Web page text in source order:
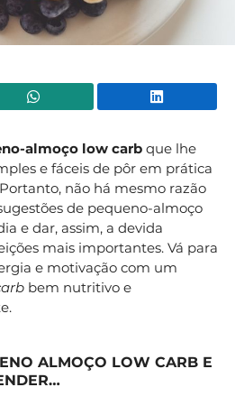
WhatsApp
almoço low carb que lhe
e fáceis de pôr em prática
não há mesmo razão
de pequeno-almoço
e dar, assim, a devida
mais importantes. Vá para
e motivação com um
bem nutritivo e
ALMOÇO LOW CARB E